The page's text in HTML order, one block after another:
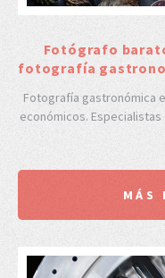
Fotógrafo
fotografía
Fotografía gastronómica
económicos.
MÁS